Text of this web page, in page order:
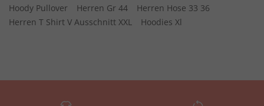
Hoody Pullover
Herren Gr 44
Herren Hose 33 36
Herren T Shirt V Ausschnitt XXL
Hoodies Xl